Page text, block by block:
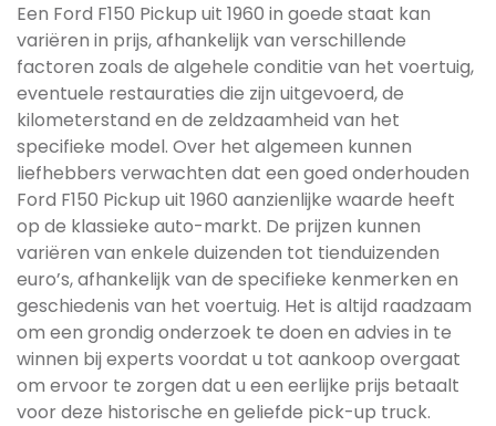
Een Ford F150 Pickup uit 1960 in goede staat kan
variëren in prijs, afhankelijk van verschillende
factoren zoals de algehele conditie van het voertuig,
eventuele restauraties die zijn uitgevoerd, de
kilometerstand en de zeldzaamheid van het
specifieke model. Over het algemeen kunnen
liefhebbers verwachten dat een goed onderhouden
Ford F150 Pickup uit 1960 aanzienlijke waarde heeft
op de klassieke auto-markt. De prijzen kunnen
variëren van enkele duizenden tot tienduizenden
euro’s, afhankelijk van de specifieke kenmerken en
geschiedenis van het voertuig. Het is altijd raadzaam
om een grondig onderzoek te doen en advies in te
winnen bij experts voordat u tot aankoop overgaat
om ervoor te zorgen dat u een eerlijke prijs betaalt
voor deze historische en geliefde pick-up truck.